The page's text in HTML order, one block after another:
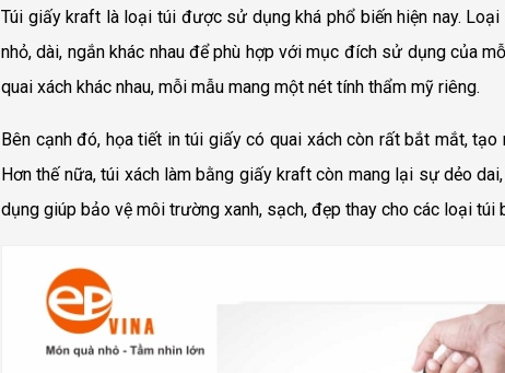
Túi giấy kraft là loại túi được sử dụng khá phổ biến hiện nay.
nhỏ, dài, ngắn khác nhau để phù hợp với mục đích sử dụng của
quai xách khác nhau, mỗi mẫu mang một nét tính thẩm mỹ riêng.
Bên cạnh đó, họa tiết in túi giấy có quai xách còn rất bắt mắt,
Hơn thế nữa, túi xách làm bằng giấy kraft còn mang lại sự dẻo
dụng giúp bảo vệ môi trường xanh, sạch, đẹp thay cho các loại túi